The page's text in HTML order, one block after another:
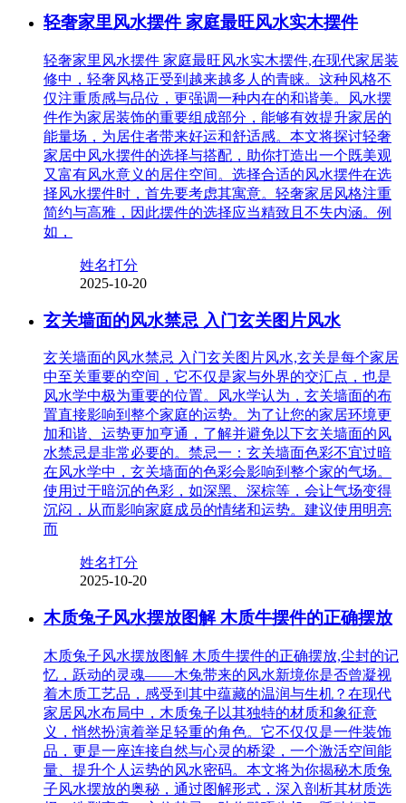
轻奢家里风水摆件 家庭最旺风水实木摆件
轻奢家里风水摆件 家庭最旺风水实木摆件,在现代家居装
修中，轻奢风格正受到越来越多人的青睐。这种风格不
仅注重质感与品位，更强调一种内在的和谐美。风水摆
件作为家居装饰的重要组成部分，能够有效提升家居的
能量场，为居住者带来好运和舒适感。本文将探讨轻奢
家居中风水摆件的选择与搭配，助你打造出一个既美观
又富有风水意义的居住空间。选择合适的风水摆件在选
择风水摆件时，首先要考虑其寓意。轻奢家居风格注重
简约与高雅，因此摆件的选择应当精致且不失内涵。例
如，
姓名打分
2025-10-20
玄关墙面的风水禁忌 入门玄关图片风水
玄关墙面的风水禁忌 入门玄关图片风水,玄关是每个家居
中至关重要的空间，它不仅是家与外界的交汇点，也是
风水学中极为重要的位置。风水学认为，玄关墙面的布
置直接影响到整个家庭的运势。为了让您的家居环境更
加和谐、运势更加亨通，了解并避免以下玄关墙面的风
水禁忌是非常必要的。禁忌一：玄关墙面色彩不宜过暗
在风水学中，玄关墙面的色彩会影响到整个家的气场。
使用过于暗沉的色彩，如深黑、深棕等，会让气场变得
沉闷，从而影响家庭成员的情绪和运势。建议使用明亮
而
姓名打分
2025-10-20
木质兔子风水摆放图解 木质牛摆件的正确摆放
木质兔子风水摆放图解 木质牛摆件的正确摆放,尘封的记
忆，跃动的灵魂——木兔带来的风水新境你是否曾凝视
着木质工艺品，感受到其中蕴藏的温润与生机？在现代
家居风水布局中，木质兔子以其独特的材质和象征意
义，悄然扮演着举足轻重的角色。它不仅仅是一件装饰
品，更是一座连接自然与心灵的桥梁，一个激活空间能
量、提升个人运势的风水密码。本文将为你揭秘木质兔
子风水摆放的奥秘，通过图解形式，深入剖析其材质选